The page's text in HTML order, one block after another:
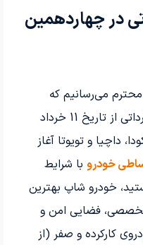
در چهاردهمین
محترم می‌رسانیم که
از تاریخ 11
خرداد
داچیا و تویوتا آغاز
خودروبا شرایط
خودرو شاپ بهترین
تخصصی، فضایی امن و
کارکرده و صفر (از